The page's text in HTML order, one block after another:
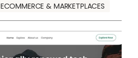
ECOMMERCE & MARKETPLACES